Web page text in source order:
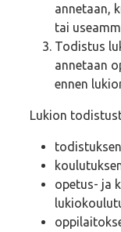
annetaan,
tai
Todistus
annetaan
ennen
Lukion
opetus- ja